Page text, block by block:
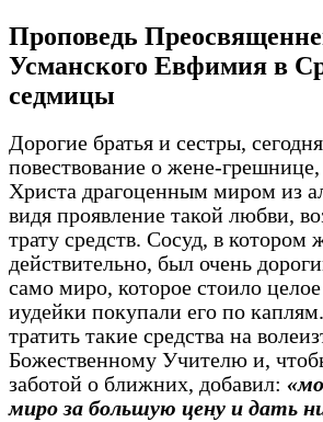
Проповедь
Усманского Евфимия в
седмицы
Дорогие братья и сестры,
повествование о жене-
Христа драгоценным миром из
видя проявление такой любви,
трату средств. Сосуд, в
действительно, был очень
само миро, которое стоило
иудейки покупали его по
тратить такие средства на
Божественному Учителю и,
заботой о ближних, добавил:
миро за большую цену и дать